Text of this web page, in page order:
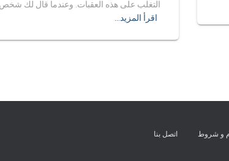
التغلب على هذه العقبات. وعندما قال لك
اقرأ المزيد…
و شروط اتصل بنا